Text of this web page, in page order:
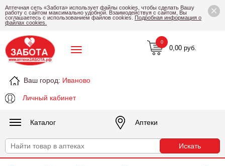
×
Аптечная сеть «Забота» использует файлы cookies, чтобы сделать Вашу
работу с сайтом максимально удобной. Взаимодействуя с сайтом, Вы
соглашаетесь с использованием файлов cookies. Подробная информация о
файлах cookies.
Ваш город: Иваново
Личный кабинет
0,00 руб.
0
Каталог Аптеки